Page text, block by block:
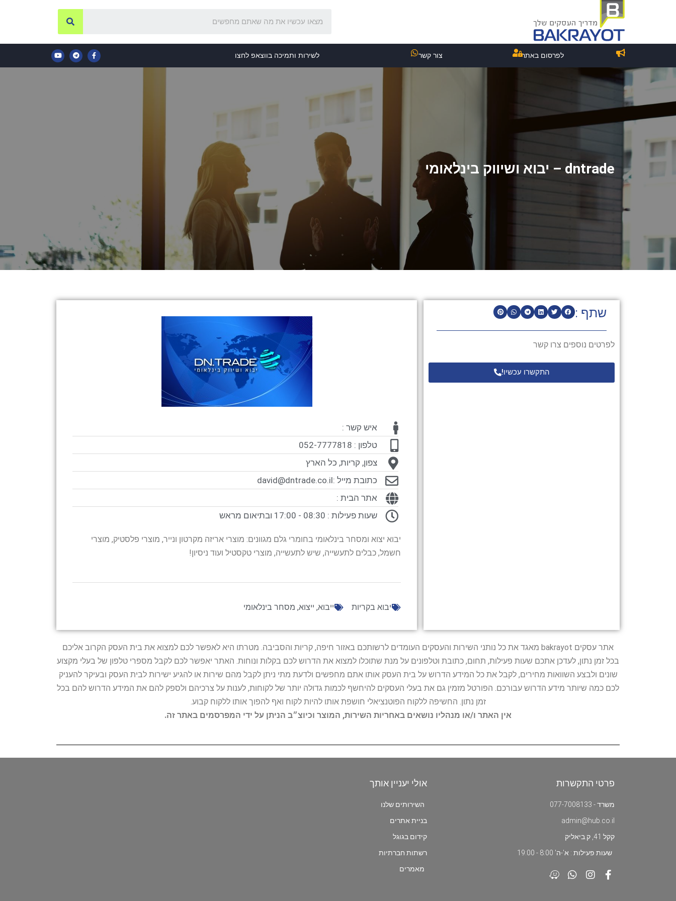
לפרסום באתר צור קשר לשירות ותמיכה בווצאפ לחצו
dntrade – יבוא ושיווק בינלאומי
שתף :
לפרטים נוספים צרו קשר
התקשרו עכשיו!
איש קשר :
טלפון : 052-7777818
צפון, קריות, כל הארץ
כתובת מייל :david@dntrade.co.il
אתר הבית :
שעות פעילות : 08:30 - 17:00 ובתיאום מראש
יבוא יצוא ומסחר בינלאומי בחומרי גלם מגוונים: מוצרי אריזה מקרטון ונייר, מוצרי פלסטיק, מוצרי
חשמל, כבלים לתעשייה, שיש לתעשייה, מוצרי טקסטיל ועוד ניסיון!
יבוא בקריות ייבוא, ייצוא, מסחר בינלאומי
אתר עסקים bakrayot מאגד את כל נותני השירות והעסקים העומדים לרשותכם באזור חיפה, קריות והסביבה. מטרתו היא לאפשר לכם למצוא את בית העסק הקרוב אליכם
בכל זמן נתון, לעדכן אתכם שעות פעילות, תחום, כתובת וטלפונים על מנת שתוכלו למצוא את הדרוש לכם בקלות ונוחות. האתר יאפשר לכם לקבל מספרי טלפון של בעלי מקצוע
שונים ולבצע השוואות מחירים, לקבל את כל המידע הדרוש על בית העסק אותו אתם מחפשים ולדעת מתי ניתן לקבל מהם שירות או להגיע ישירות לבית העסק ובעיקר להעניק
לכם כמה שיותר מידע הדרוש עבורכם. הפורטל מזמין גם את בעלי העסקים להיחשף לכמות גדולה יותר של לקוחות, לענות על צרכיהם ולספק להם את המידע הדרוש להם בכל
זמן נתון. החשיפה ללקוח הפוטנציאלי חושפת אותו להיות לקוח ואף להפוך אותו ללקוח קבוע.
אין האתר ו/או מנהליו נושאים באחריות השירות, המוצר וכיוצ״ב הניתן על ידי המפרסמים באתר זה.
פרטי התקשרות
משרד - 077-7008133
admin@hub.co.il
קקל 41, ק.ביאליק
שעות פעילות : א'-ה' 8:00 - 19:00
אולי יעניין אותך
השירותים שלנו
בניית אתרים
קידום בגוגל
רשתות חברתיות
מאמרים